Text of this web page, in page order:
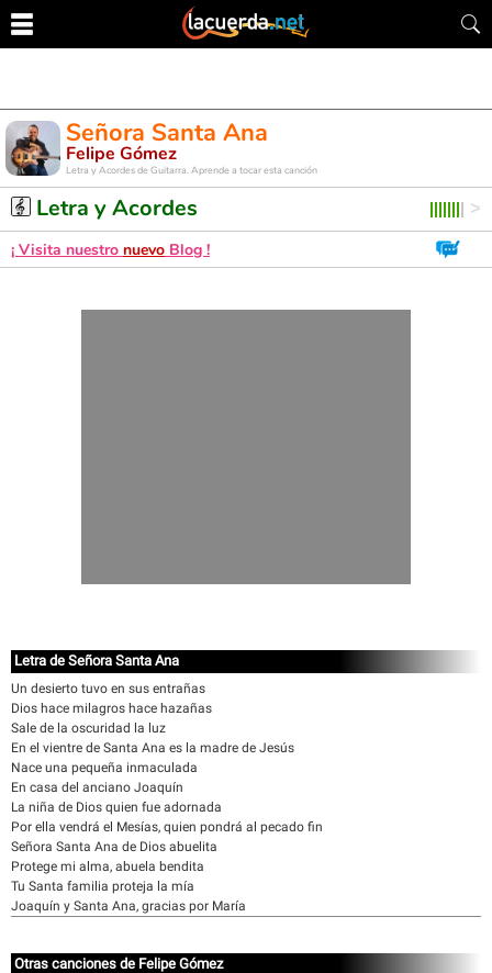
Señora Santa Ana
Felipe Gómez
Letra y Acordes de Guitarra. Aprende a tocar esta canción
Letra y Acordes
¡ Visita nuestro nuevo Blog !
Letra de Señora Santa Ana
Un desierto tuvo en sus entrañas
Dios hace milagros hace hazañas
Sale de la oscuridad la luz
En el vientre de Santa Ana es la madre de Jesús
Nace una pequeña inmaculada
En casa del anciano Joaquín
La niña de Dios quien fue adornada
Por ella vendrá el Mesías, quien pondrá al pecado fin
Señora Santa Ana de Dios abuelita
Protege mi alma, abuela bendita
Tu Santa familia proteja la mía
Joaquín y Santa Ana, gracias por María
Otras canciones de Felipe Gómez